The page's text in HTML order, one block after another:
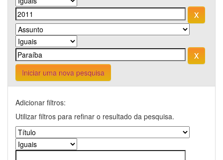
Iniciar uma nova pesquisa
Adicionar filtros:
Utilizar filtros para refinar o resultado da pesquisa.